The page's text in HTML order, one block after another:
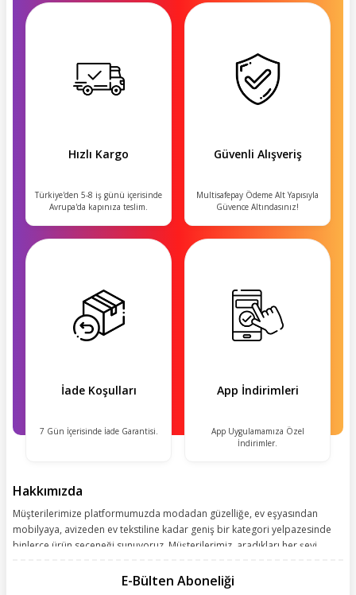
Hızlı Kargo
Türkiye'den 5-8 iş günü içerisinde
Avrupa'da kapınıza teslim.
Güvenli Alışveriş
Multisafepay Ödeme Alt Yapısıyla
Güvence Altındasınız!
İade Koşulları
7 Gün İçerisinde İade Garantisi.
App İndirimleri
App Uygulamamıza Özel
İndirimler.
Hakkımızda
Müşterilerimize platformumuzda modadan güzelliğe, ev eşyasından
mobilyaya, avizeden ev tekstiline kadar geniş bir kategori yelpazesinde
binlerce ürün seçeneği sunuyoruz. Müşterilerimiz, aradıkları her şeyi
kolay, kusursuz ve keyifli bir alışveriş yolculuğu sunarken deneyiminize
E-Bülten Aboneliği